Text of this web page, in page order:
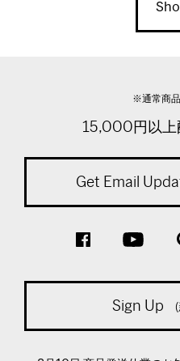
※通常商
15,000円以上
Get Email
Sign Up (